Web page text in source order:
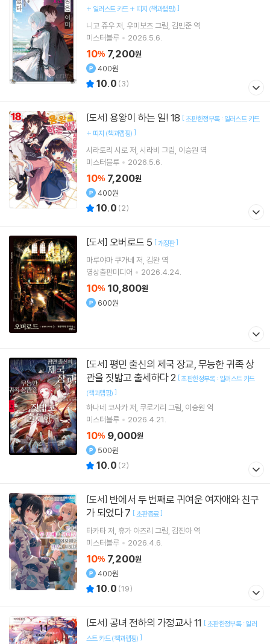
+ 일러스트 카드 + 띠지 (책과랩핑) ]
니고 쥬우저 우미보즈그림 김민준 역
미스터블루
2026.5.6.
10% 7,200원
400원
10.0 (3)
[도서] 용왕이 하는 일! 18 [초판한정부록 : 일러스트 카드
+ 띠지 (책과랩핑) ]
시라토리 시로 저 시라비 그림 이승원 역
미스터블루
2026.5.6.
10% 7,200원
400원
10.0 (2)
[도서] 오버로드 5 [개정판]
마루야마 쿠가네 저 김완 역
영상출판미디어
2026.4.24.
10% 10,800원
600원
[도서]
관을 짓밟고 출세하다 2 [초판한정부록 : 일러스트 카드
(책과랩핑) ]
하나네 코사카저 쿠로기리 그림 이승원 역
미스터블루
2026.4.21.
10% 9,000원
500원
10.0 (2)
[도서]
가 되었다 7 [초판종료]
타카타저 휴가 아즈리 그림 김진아역
미스터블루
2026.4.6.
10% 7,200원
400원
10.0 (19)
[도서] 공녀 전하의 가정교사 11 [초판한정부록 : 일러
스트 카드 (책과랩핑) ]